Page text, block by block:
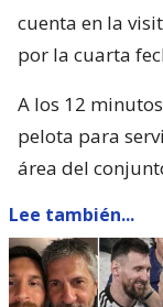
cuenta en la
por la cuarta
A los 12
pelota para
área del conjunto
Lee también...